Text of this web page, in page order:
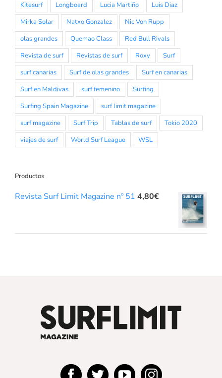
Kitesurf
Longboard Lucia Martiño
Luis Diaz
Mirka Solar
Natxo Gonzalez
Nic Von Rupp
olas grandes
Quemao Class
Red Bull Rivals
Revista de surf
Revistas de surf Roxy
Surf
surf canarias
Surf de olas grandes
Surf en canarias
Surf en Maldivas
surf femenino
Surfing
Surfing Spain Magazine
surf limit magazine
surf magazine
Surf Trip Tablas de surf
Tokio 2020
viajes de surf
World Surf League WSL
Productos
Revista Surf Limit Magazine nº 51 4,80€